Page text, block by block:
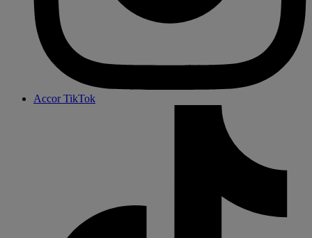
Accor TikTok